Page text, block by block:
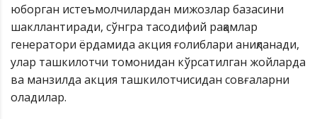
юборган истеъмолчилардан мижозлар базасини
шакллантиради, сўнгра тасодифий рақамлар
генератори ёрдамида акция ғолиблари аниқланади,
улар ташкилотчи томонидан кўрсатилган жойларда
ва манзилда акция ташкилотчисидан совғаларни
оладилар.